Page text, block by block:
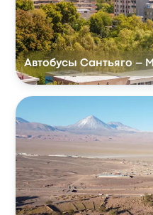
Автобусы Сантьяго –